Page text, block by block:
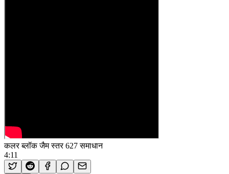
कलर ब्लॉक जैम स्तर 627 समाधान
4:11